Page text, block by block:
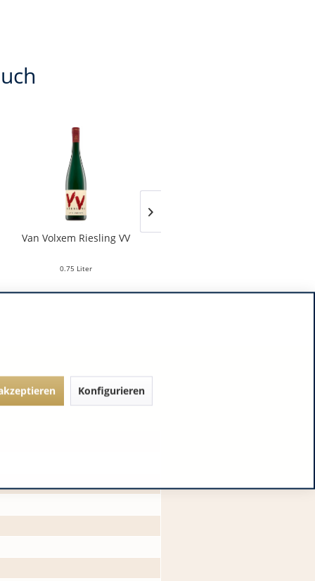
Van Volxem Riesling VV
0.75 Liter
Konfigurieren